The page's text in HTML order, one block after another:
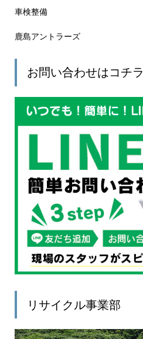
車検整備
鹿島アントラーズ
お問い合わせはコチラ
リサイクル事業部
動